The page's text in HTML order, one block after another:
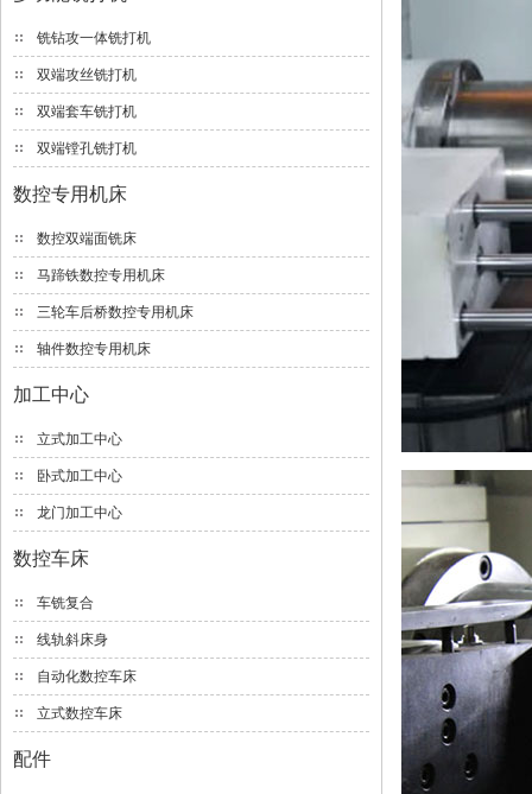
铣钻攻一体铣打机
双端攻丝铣打机
双端套车铣打机
双端镗孔铣打机
数控专用机床
数控双端面铣床
马蹄铁数控专用机床
三轮车后桥数控专用机床
轴件数控专用机床
加工中心
立式加工中心
卧式加工中心
龙门加工中心
数控车床
车铣复合
线轨斜床身
自动化数控车床
立式数控车床
配件